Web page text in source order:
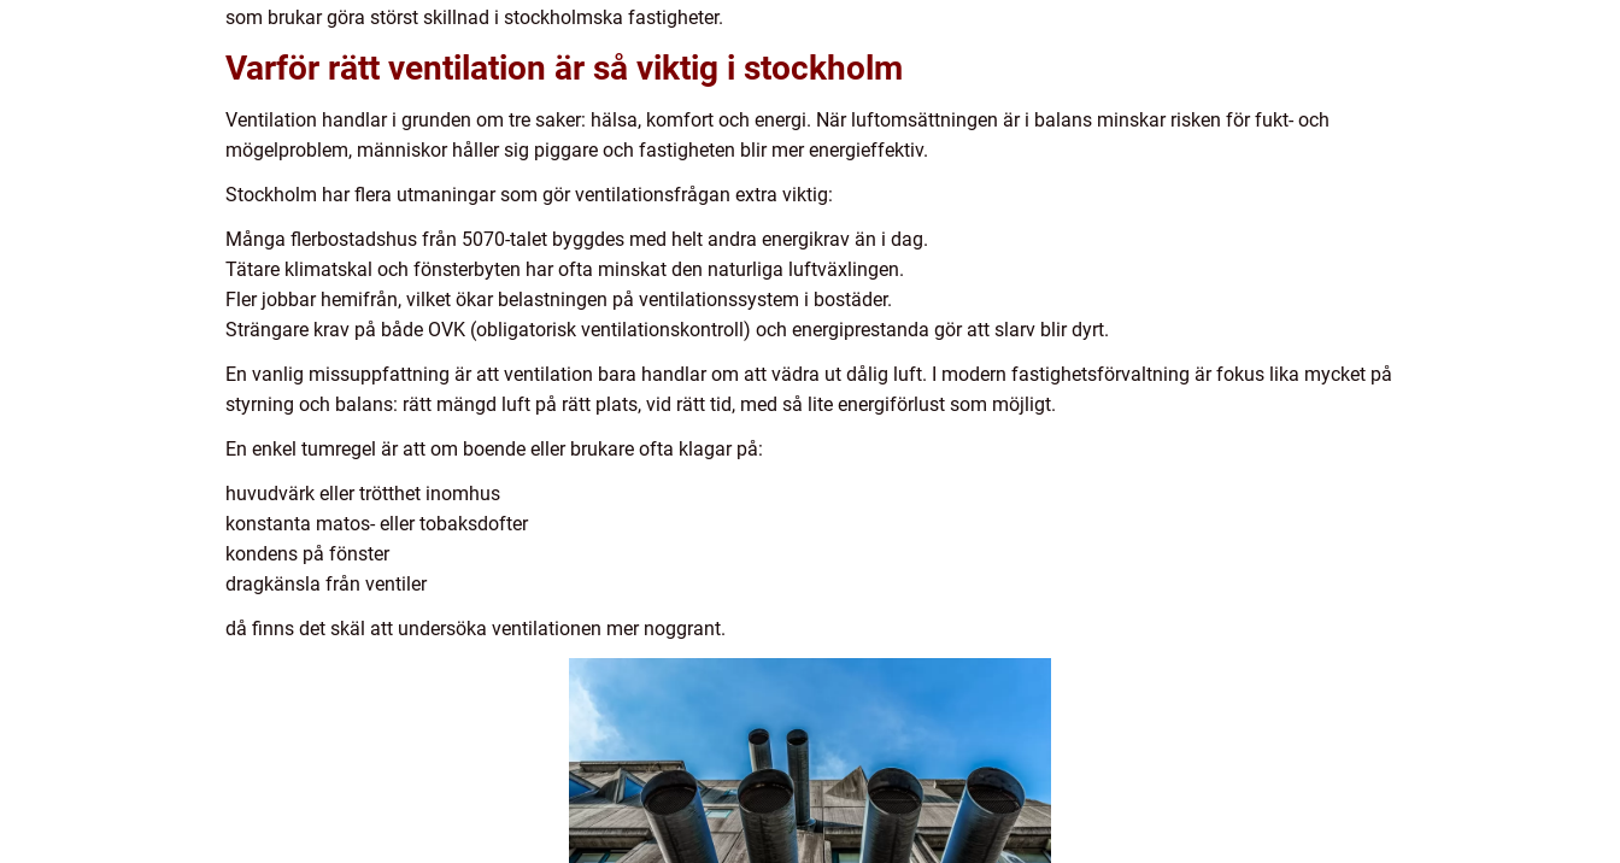
som brukar göra störst skillnad i stockholmska fastigheter.
Varför rätt ventilation är så viktig i stockholm
Ventilation handlar i grunden om tre saker: hälsa, komfort och energi. När luftomsättningen är i balans minskar risken för fukt- och
mögelproblem, människor håller sig piggare och fastigheten blir mer energieffektiv.
Stockholm har flera utmaningar som gör ventilationsfrågan extra viktig:
Många flerbostadshus från 5070-talet byggdes med helt andra energikrav än i dag.
Tätare klimatskal och fönsterbyten har ofta minskat den naturliga luftväxlingen.
Fler jobbar hemifrån, vilket ökar belastningen på ventilationssystem i bostäder.
Strängare krav på både OVK (obligatorisk ventilationskontroll) och energiprestanda gör att slarv blir dyrt.
En vanlig missuppfattning är att ventilation bara handlar om att vädra ut dålig luft. I modern fastighetsförvaltning är fokus lika mycket på
styrning och balans: rätt mängd luft på rätt plats, vid rätt tid, med så lite energiförlust som möjligt.
En enkel tumregel är att om boende eller brukare ofta klagar på:
huvudvärk eller trötthet inomhus
konstanta matos- eller tobaksdofter
kondens på fönster
dragkänsla från ventiler
då finns det skäl att undersöka ventilationen mer noggrant.